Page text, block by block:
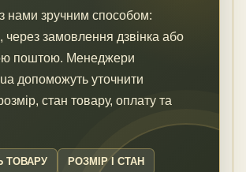
з нами зручним способом:
замовлення дзвінка або
поштою. Менеджери
допоможуть уточнити
стан товару, оплату та
ТОВАРУ РОЗМІР І СТАН